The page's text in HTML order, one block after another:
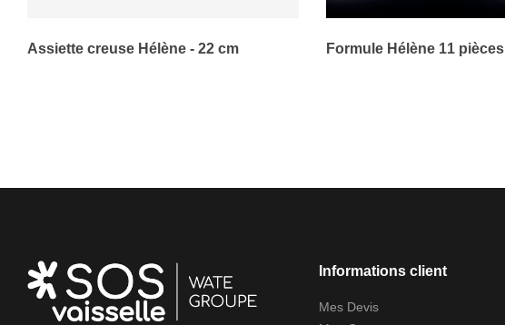
Assiette creuse Hélène - 22 cm Formule Hélène 11 pièces
Informations client
Mes Devis